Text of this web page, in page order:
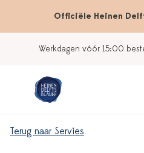
Officiële Heinen
Werkdagen vóór 15:00
Terug naar Servies